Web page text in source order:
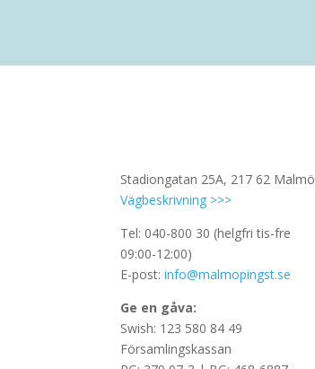
Stadiongatan 25A, 217 62 Malmö
Vägbeskrivning >>>
Tel: 040-800 30 (helgfri tis-fre
09:00-12:00)
E-post:info@malmopingst.se
Ge en gåva:
Swish: 123 580 84 49
Församlingskassan